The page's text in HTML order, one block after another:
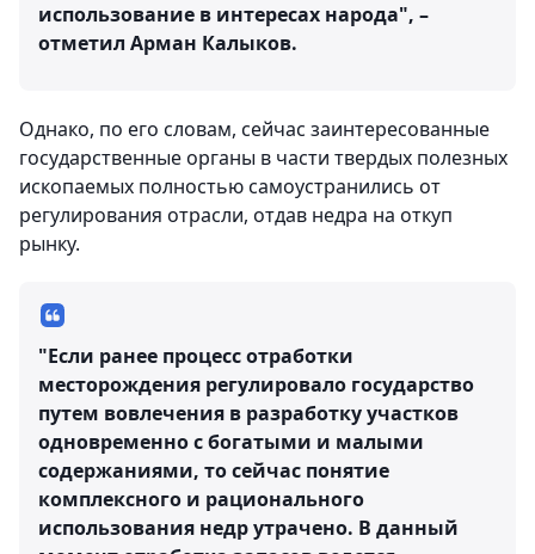
использование в интересах народа", –
отметил Арман Калыков.
Однако, по его словам, сейчас заинтересованные
государственные органы в части твердых полезных
ископаемых полностью самоустранились от
регулирования отрасли, отдав недра на откуп
рынку.
"Если ранее процесс отработки
месторождения регулировало государство
путем вовлечения в разработку участков
одновременно с богатыми и малыми
содержаниями, то сейчас понятие
комплексного и рационального
использования недр утрачено. В данный